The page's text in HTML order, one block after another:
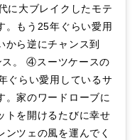
に大ブレイクしたモテ
。もう25年ぐらい愛用
ら逆にチャンス到
ス。 ④スーツケースの
ぐらい愛用しているサ
。家のワードローブに
トを開けるたびに幸せ
ツェの風を運んでく